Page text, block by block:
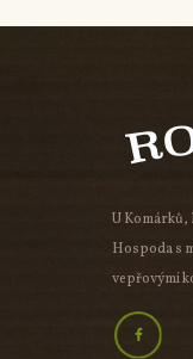
U Komárků,
Hospoda s
vepřovými